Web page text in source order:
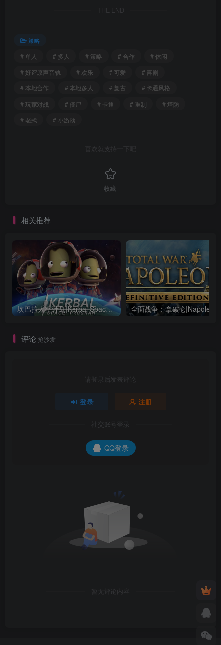
THE END
策略
# 单人
# 多人 # 策略 # 合作
# 休闲
# 好评原声音轨
# 欢乐 # 可爱
# 喜剧
# 本地合作
# 本地多人 # 复古
# 卡通风格
# 玩家对战
# 僵尸 # 卡通 # 重制
# 塔防
# 老式
# 小游戏
喜欢就支持一下吧
收藏
相关推荐
坎巴拉太空计划|Kerbal Space Program|1.12.5.3190|整合全DLC
评论 抢沙发
请登录后发表评论
登录 注册
社交账号登录
QQ登录
暂无评论内容